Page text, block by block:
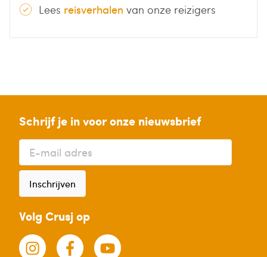
Lees reisverhalen van onze reizigers
Schrijf je in voor onze nieuwsbrief
Inschrijven
Volg Crusj op